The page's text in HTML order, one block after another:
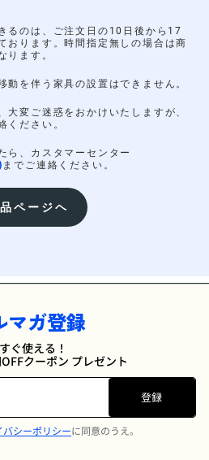
るのは、ご注文日の10日後から17
おります。時間指定無しの場合は商
ります。
動を伴う家具の設置はできません。
大変ご迷惑をおかけいたしますが、
ください。
ら、カスタマーセンター
までご連絡ください。
ページヘ
マガ登録
ぐ使える！
クーポン プレゼント
登録
バシーポリシーに同意のうえ。